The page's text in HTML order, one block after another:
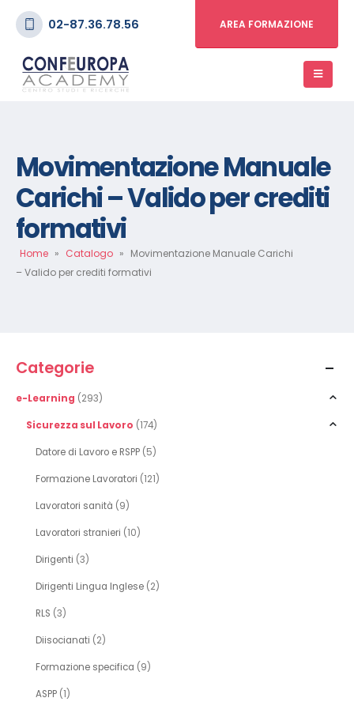
02-87.36.78.56 AREA FORMAZIONE
Movimentazione Manuale
Carichi – Valido per crediti
formativi
Home » Catalogo » Movimentazione Manuale Carichi
– Valido per crediti formativi
Categorie
e-Learning (293)
Sicurezza sul Lavoro (174)
Datore di Lavoro e RSPP (5)
Formazione Lavoratori (121)
Lavoratori sanità (9)
Lavoratori stranieri (10)
Dirigenti (3)
Dirigenti Lingua Inglese (2)
RLS (3)
Diisocianati (2)
Formazione specifica (9)
ASPP (1)